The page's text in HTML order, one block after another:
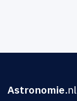
Astronomie.nl